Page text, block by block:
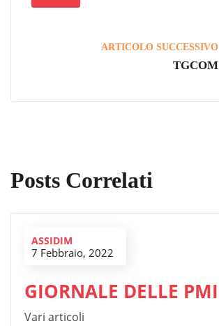
ARTICOLO SUCCESSIVO
TGCOM
Posts Correlati
ASSIDIM
7 Febbraio, 2022
GIORNALE DELLE PMI
Vari articoli